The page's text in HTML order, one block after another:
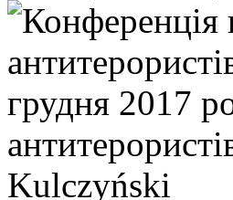
Kulczyński